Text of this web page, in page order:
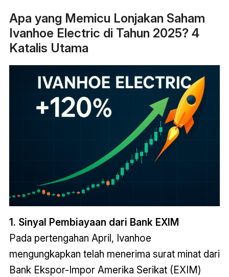
Apa yang Memicu Lonjakan Saham
Ivanhoe Electric di Tahun 2025? 4
Katalis Utama
1. Sinyal Pembiayaan dari Bank EXIM
Pada pertengahan April, Ivanhoe
mengungkapkan telah menerima surat minat dari
Bank Ekspor-Impor Amerika Serikat (EXIM)